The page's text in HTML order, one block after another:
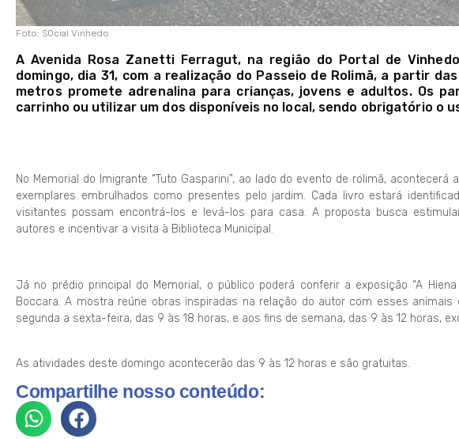
Foto: S0cial Vinhedo
A Avenida Rosa Zanetti Ferragut, na região do Portal de
domingo, dia 31, com a realização do Passeio de Rolimã, a partir
metros promete adrenalina para crianças, jovens e adultos. Os
carrinho ou utilizar um dos disponíveis no local, sendo obrigatório o
No Memorial do Imigrante “Tuto Gasparini”, ao lado do evento de rolimã, acontecerá
exemplares embrulhados como presentes pelo jardim. Cada livro estará
visitantes possam encontrá-los e levá-los para casa. A proposta busca
autores e incentivar a visita à Biblioteca Municipal.
Já no prédio principal do Memorial, o público poderá conferir a exposição “A
Boccara. A mostra reúne obras inspiradas na relação do autor com esses
segunda a sexta-feira, das 9 às 18 horas, e aos fins de semana, das 9 às 12 horas,
As atividades deste domingo acontecerão das 9 às 12 horas e são gratuitas.
Compartilhe nosso conteúdo: